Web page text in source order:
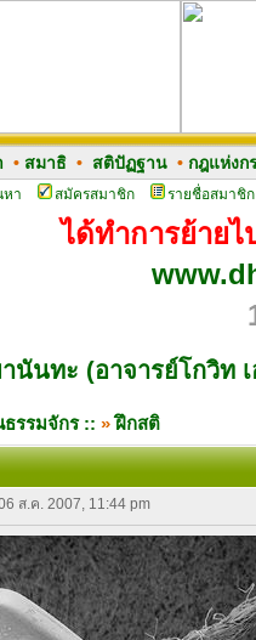
• สมาธิ • สติปัฏฐาน •กฎแห่งก
หา สมัครสมาชิก รายชื่อสมาชิก
ได้ทำการย้าย
นันทะ (อาจารย์โกวิท
ธรรมจักร :: »ฝึกสติ
ส.ค. 2007, 11:44 pm